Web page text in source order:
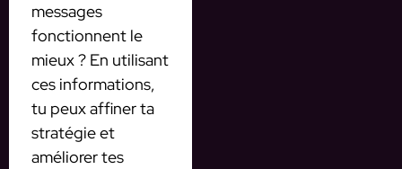
messages
fonctionnent le
mieux ? En utilisant
ces informations,
tu peux affiner ta
stratégie et
améliorer tes